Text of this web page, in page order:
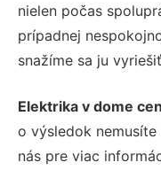
nielen počas
prípadnej
snažíme sa ju
Elektrika v dome
o výsledok
nás pre viac